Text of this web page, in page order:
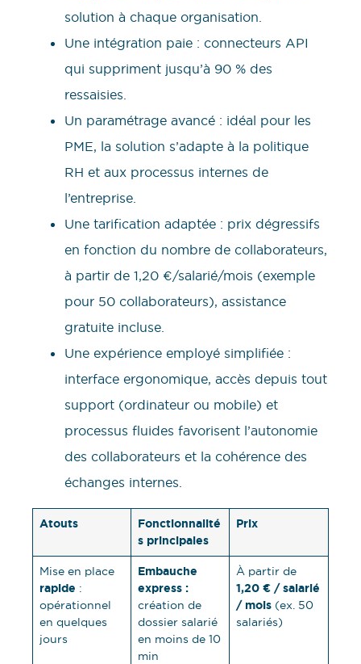
solution à chaque organisation.
Une intégration paie : connecteurs API
qui suppriment jusqu’à 90 % des
ressaisies.
Un paramétrage avancé : idéal pour les
PME, la solution s’adapte à la politique
RH et aux processus internes de
l’entreprise.
Une tarification adaptée : prix dégressifs
en fonction du nombre de collaborateurs,
à partir de 1,20 €/salarié/mois (exemple
pour 50 collaborateurs), assistance
gratuite incluse.
Une expérience employé simplifiée :
interface ergonomique, accès depuis tout
support (ordinateur ou mobile) et
processus fluides favorisent l’autonomie
des collaborateurs et la cohérence des
échanges internes.
Atouts
Fonctionnalité
s principales
Prix
Mise en place
rapide :
opérationnel
en quelques
jours
Embauche
express :
création de
dossier salarié
en moins de 10
min
À partir de
1,20 € / salarié
/ mois (ex. 50
salariés)